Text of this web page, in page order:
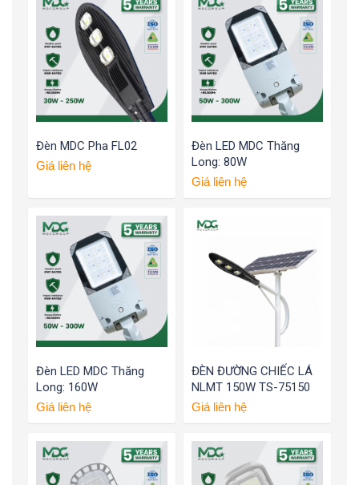
Đèn MDC Pha FL02
Giá liên hệ
Đèn LED MDC Thăng
Long: 80W
Giá liên hệ
Đèn LED MDC Thăng
Long: 160W
Giá liên hệ
ĐÈN ĐƯỜNG CHIẾC LÁ
NLMT 150W TS-75150
Giá liên hệ